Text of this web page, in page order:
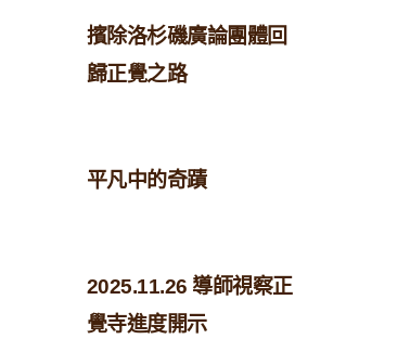
擯除洛杉磯廣論團體回
歸正覺之路
平凡中的奇蹟
2025.11.26 導師視察正
覺寺進度開示